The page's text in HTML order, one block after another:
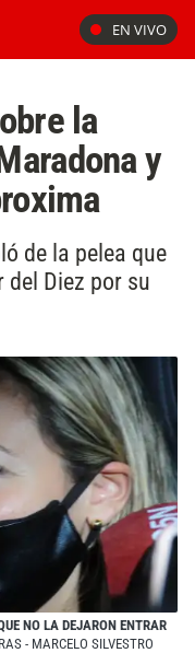
EN VIVO
la
y
de la pelea que
Diez por su
NO LA DEJARON ENTRAR
- MARCELO SILVESTRO